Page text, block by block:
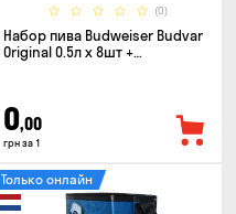
(0)
Набор пива Budweiser Budvar
Original 0.5л x 8шт +
0,00
грн за 1
Только онлайн